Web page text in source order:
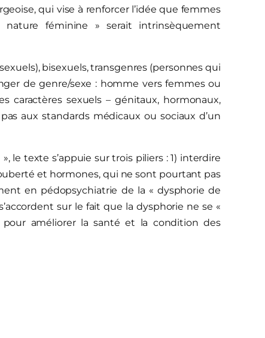
qui vise à renforcer l’idée que femmes
féminine » serait intrinsèquement
bisexuels, transgenres (personnes qui
de genre/sexe : homme vers femmes ou
caractères sexuels – génitaux, hormonaux,
aux standards médicaux ou sociaux d’un
le texte s’appuie sur trois piliers : 1) interdire
et hormones, qui ne sont pourtant pas
en pédopsychiatrie de la « dysphorie de
sur le fait que la dysphorie ne se «
améliorer la santé et la condition des